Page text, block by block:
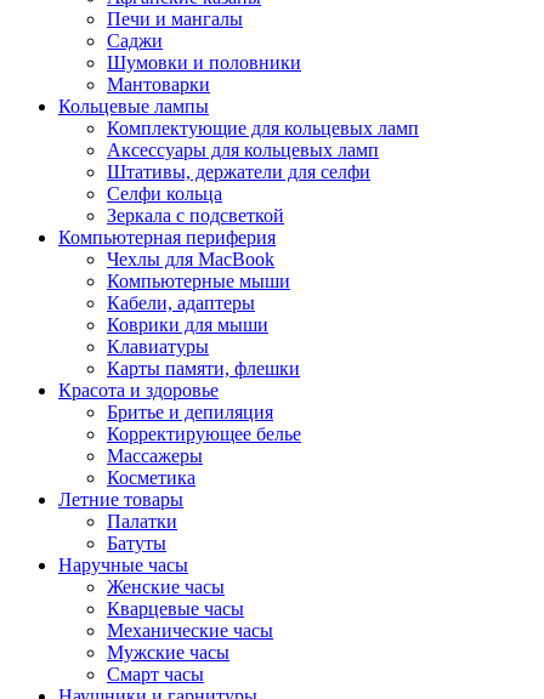
Печи и мангалы
Саджи
Шумовки и половники
Мантоварки
Кольцевые лампы
Комплектующие для кольцевых ламп
Аксессуары для кольцевых ламп
Штативы, держатели для селфи
Селфи кольца
Зеркала с подсветкой
Компьютерная периферия
Чехлы для MacBook
Компьютерные мыши
Кабели, адаптеры
Коврики для мыши
Клавиатуры
Карты памяти, флешки
Красота и здоровье
Бритье и депиляция
Корректирующее белье
Массажеры
Косметика
Летние товары
Палатки
Батуты
Наручные часы
Женские часы
Кварцевые часы
Механические часы
Мужские часы
Смарт часы